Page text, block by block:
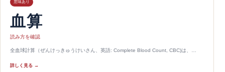
意味あり
血算
読み方を確認
全血球計算（ぜんけっきゅうけいさん、英語: Complete Blood Count, CBC)は、…
詳しく見る →